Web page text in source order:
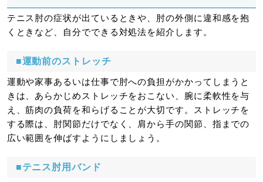
テニス肘の症状が出ているときや、肘の外側に違和感を抱
くときなど、自分でできる対処法を紹介します。
■運動前のストレッチ
運動や家事あるいは仕事で肘への負担がかかってしまうと
きは、あらかじめストレッチをおこない、腕に柔軟性を与
え、筋肉の負荷を和らげることが大切です。ストレッチを
する際は、肘関節だけでなく、肩から手の関節、指までの
広い範囲を伸ばすようにしましょう。
■テニス肘用バンド